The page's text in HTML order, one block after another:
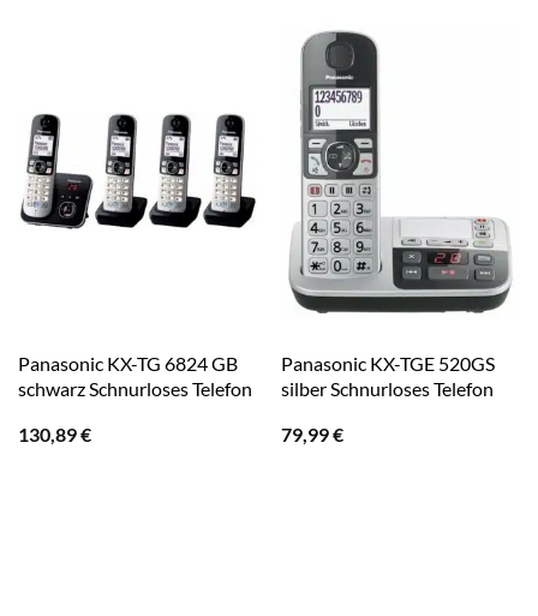
Panasonic KX-TG 6824 GB
schwarz Schnurloses Telefon
130,89€
Panasonic KX-TGE 520GS
silber Schnurloses Telefon
79,99€